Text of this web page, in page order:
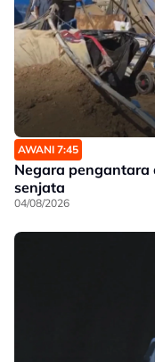
AWANI 7:45
Negara pengantara
senjata
04/08/2026